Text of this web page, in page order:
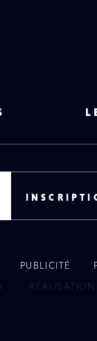
PUBLICITÉ